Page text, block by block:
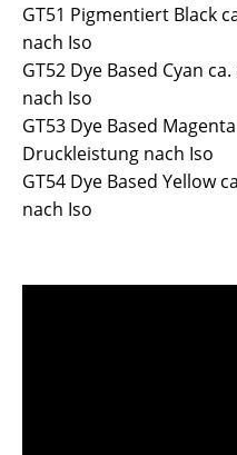
GT51 Pigmentiert Black
nach Iso
GT52 Dye Based Cyan
nach Iso
GT53 Dye Based
Druckleistung nach Iso
GT54 Dye Based Yellow
nach Iso